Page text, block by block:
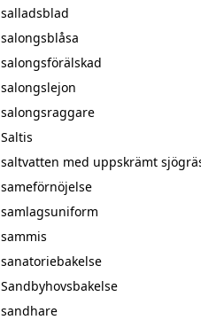
salladsblad
salongsblåsa
salongsförälskad
salongslejon
salongsraggare
Saltis
saltvatten med uppskrämt
sameförnöjelse
samlagsuniform
sammis
sanatoriebakelse
Sandbyhovsbakelse
sandhare